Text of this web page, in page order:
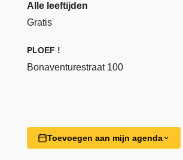
Alle leeftijden
Gratis
PLOEF !
Bonaventurestraat 100
Toevoegen aan mijn agenda